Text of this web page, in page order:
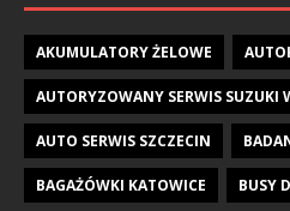
AKUMULATORY ŻELOWE
AUTORYZOWANY SERWIS SUZUKI
AUTO SERWIS SZCZECIN
BAGAŻÓWKI KATOWICE BUSY